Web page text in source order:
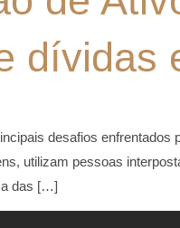
dívidas
desafios
utilizam pessoas
das […]